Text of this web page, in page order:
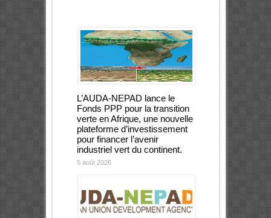
L’AUDA-NEPAD lance le
Fonds PPP pour la transition
verte en Afrique, une nouvelle
plateforme d’investissement
pour financer l’avenir
industriel vert du continent.
5 août 2026